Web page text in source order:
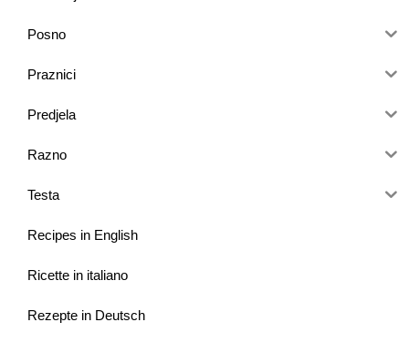
Posno
Praznici
Predjela
Razno
Testa
Recipes in English
Ricette in italiano
Rezepte in Deutsch